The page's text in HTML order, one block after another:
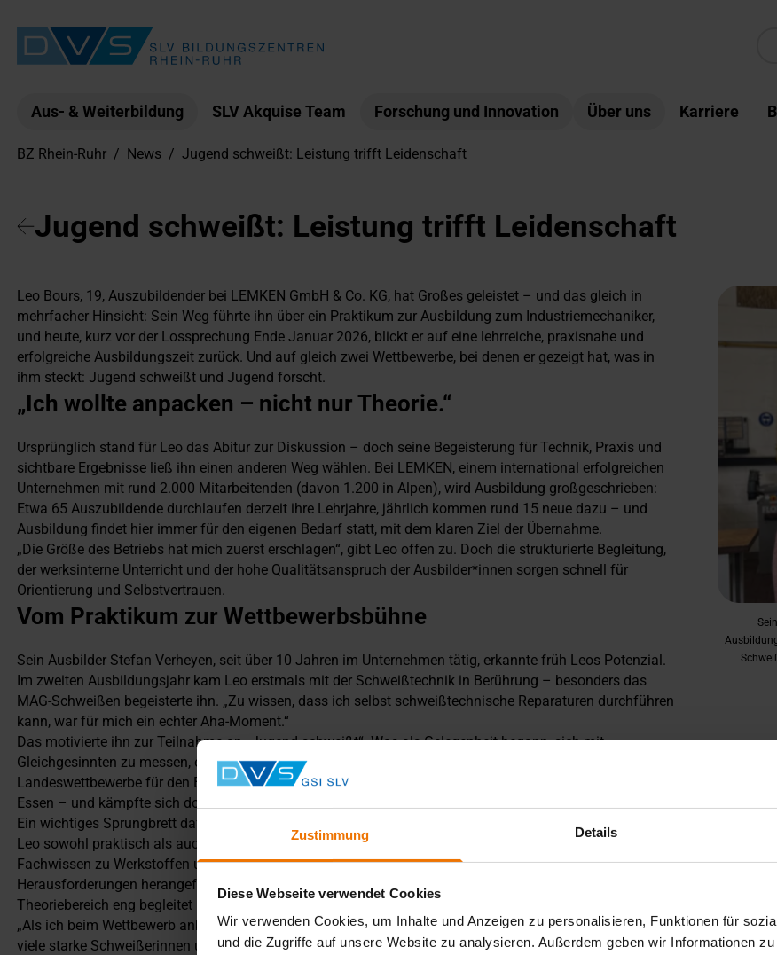
Zustimmung Details
Diese Webseite verwendet Cookies
Wir verwenden Cookies, um Inhalte und Anzeigen zu personalisieren, Funktionen für
und die Zugriffe auf unsere Website zu analysieren. Außerdem geben wir Informationen
Aus- & Weiterbildung SLV Akquise Team Forschung und Innovation Über uns Karriere
BZ Rhein-Ruhr / News / Jugend schweißt: Leistung trifft Leidenschaft
Jugend schweißt: Leistung trifft Leidenschaft
Leo Bours, 19, Auszubildender bei LEMKEN GmbH & Co. KG, hat Großes geleistet – und das gleich in
mehrfacher Hinsicht: Sein Weg führte ihn über ein Praktikum zur Ausbildung zum Industriemechaniker,
und heute, kurz vor der Lossprechung Ende Januar 2026, blickt er auf eine lehrreiche, praxisnahe und
erfolgreiche Ausbildungszeit zurück. Und auf gleich zwei Wettbewerbe, bei denen er gezeigt hat, was in
ihm steckt: Jugend schweißt und Jugend forscht.
„Ich wollte anpacken – nicht nur Theorie.“
Ursprünglich stand für Leo das Abitur zur Diskussion – doch seine Begeisterung für Technik, Praxis und
sichtbare Ergebnisse ließ ihn einen anderen Weg wählen. Bei LEMKEN, einem international erfolgreichen
Unternehmen mit rund 2.000 Mitarbeitenden (davon 1.200 in Alpen), wird Ausbildung großgeschrieben:
Etwa 65 Auszubildende durchlaufen derzeit ihre Lehrjahre, jährlich kommen rund 15 neue dazu – und
Ausbildung findet hier immer für den eigenen Bedarf statt, mit dem klaren Ziel der Übernahme.
„Die Größe des Betriebs hat mich zuerst erschlagen“, gibt Leo offen zu. Doch die strukturierte Begleitung,
der werksinterne Unterricht und der hohe Qualitätsanspruch der Ausbilder*innen sorgen schnell für
Orientierung und Selbstvertrauen.
Vom Praktikum zur Wettbewerbsbühne
Sein Ausbilder Stefan Verheyen, seit über 10 Jahren im Unternehmen tätig, erkannte früh Leos Potenzial.
Im zweiten Ausbildungsjahr kam Leo erstmals mit der Schweißtechnik in Berührung – besonders das
MAG-Schweißen begeisterte ihn. „Zu wissen, dass ich selbst schweißtechnische Reparaturen durchführen
kann, war für mich ein echter Aha-Moment.“
Das motivierte ihn zur Teilnahme an „Jugend schweißt“. Was als Gelegenheit begann, sich mit
Gleichgesinnten zu messen, entwickelte sich zum Erfolgsweg: Leo qualifizierte sich über die Bezirks- und
Landeswettbewerbe für den Bundeswettbewerb im Rahmen der SCHWEISSEN & SCHNEIDEN 2025 in
Essen – und kämpfte sich dort bis zum 3. Platz im internationalen Wettbewerb vor.
Ein wichtiges Sprungbrett dafür war die gezielte Vorbereitung im SLV Bildungszentrum Wesel. Hier wurde
Leo sowohl praktisch als auch theoretisch intensiv geschult – von der sauberen Nahtführung bis zum
Fachwissen zu Werkstoffen und Verfahren. Er wurde an ein breites Spektrum schweißtechnischer
Herausforderungen herangeführt, übte unter Wettbewerbsbedingungen und wurde auch im
Theoriebereich eng begleitet und unterstützt.
„Als ich beim Wettbewerb ankam, hat mich die Größe der Veranstaltung zunächst richtig überwältigt. So
viele starke Schweißerinnen und Schweißer – viele von ihnen arbeiteten sogar hauptberuflich in der